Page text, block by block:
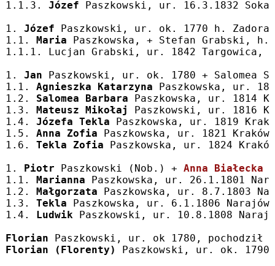
1.1.3. Józef Paszkowski, ur. 16.3.1832
1. Józef Paszkowski, ur. ok. 1770 h. Zadora
1.1. Maria Paszkowska, + Stefan Grabski,
1.1.1. Lucjan Grabski, ur. 1842 Targowica,
1. Jan Paszkowski, ur. ok. 1780 + Salomea
1.1. Agnieszka Katarzyna Paszkowska, ur.
1.2. Salomea Barbara Paszkowska, ur. 1814
1.3. Mateusz Mikołaj
Paszkowski, ur. 1816
1.4. Józefa Tekla Paszkowska, ur. 1819
1.5. Anna Zofia Paszkowska, ur. 1821
1.6. Tekla Zofia Paszkowska, ur. 1824
1. Piotr Paszkowski (Nob.) + Anna Białecka
1.1. Marianna Paszkowska, ur. 26.1.1801
1.2. Małgorzata Paszkowska, ur. 8.7.1803
1.3. Tekla Paszkowska, ur. 6.1.1806 Narajów
1.4. Ludwik Paszkowski, ur. 10.8.1808
Florian Paszkowski, ur. ok 1780, pochodził z
Florian (Florenty)
Paszkowski, ur. ok.